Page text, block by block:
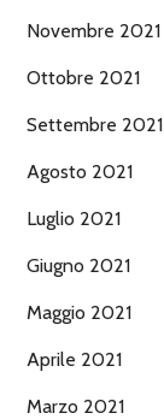
Novembre 2021
Ottobre 2021
Settembre 2021
Agosto 2021
Luglio 2021
Giugno 2021
Maggio 2021
Aprile 2021
Marzo 2021